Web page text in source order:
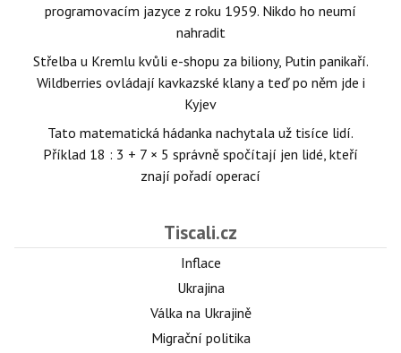
programovacím jazyce z roku 1959. Nikdo ho neumí
nahradit
Střelba u Kremlu kvůli e-shopu za biliony, Putin panikaří.
Wildberries ovládají kavkazské klany a teď po něm jde i
Kyjev
Tato matematická hádanka nachytala už tisíce lidí.
Příklad 18 : 3 + 7 × 5 správně spočítají jen lidé, kteří
znají pořadí operací
Tiscali.cz
Inflace
Ukrajina
Válka na Ukrajině
Migrační politika